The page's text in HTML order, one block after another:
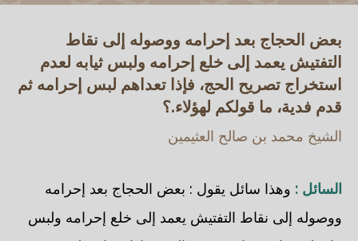
بعض الحجاج بعد إحرامه ووصوله إلى نقاط
التفتيش يعمد إلى خلع إحرامه ولبس ثيابه لعدم
استخراج تصريح الحج، فإذا تعداهم لبس إحرامه ثم
قدم فدية، ما قولكم لهؤلاء.؟
الشيخ محمد بن صالح العثيمين
السائل : وهذا سائل يقول : بعض الحجاج بعد إحرامه
ووصوله إلى نقاط التفتيش يعمد إلى خلع إحرامه ولبس